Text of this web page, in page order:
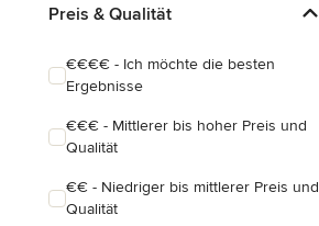
Preis & Qualität
€€€€ - Ich möchte die besten
Ergebnisse
€€€ - Mittlerer bis hoher Preis und
Qualität
€€ - Niedriger bis mittlerer Preis und
Qualität